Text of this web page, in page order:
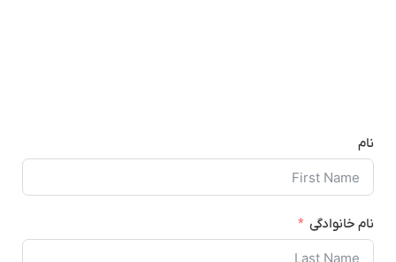
نام
نام خانوادگی